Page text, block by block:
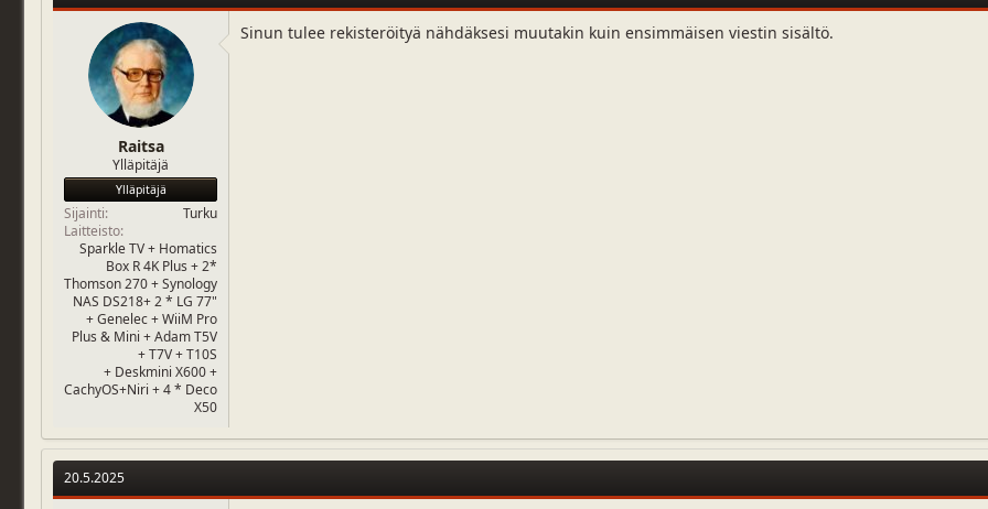
Raitsa
Ylläpitäjä
Ylläpitäjä
Sijainti
Turku
Laitteisto
Sparkle TV + Homatics
Box R 4K Plus + 2*
Thomson 270 + Synology
NAS DS218+ 2 * LG 77"
+ Genelec + WiiM Pro
Plus & Mini + Adam T5V
+ T7V + T10S
+ Deskmini X600 +
CachyOS+Niri + 4 * Deco
X50
Sinun tulee rekisteröityä nähdäksesi muutakin kuin ensimmäisen viestin sisältö.
20.5.2025